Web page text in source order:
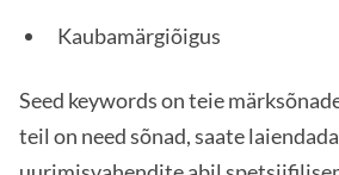
Kaubamärgiõigus
Seed keywords on teie
teil on need sõnad, saate